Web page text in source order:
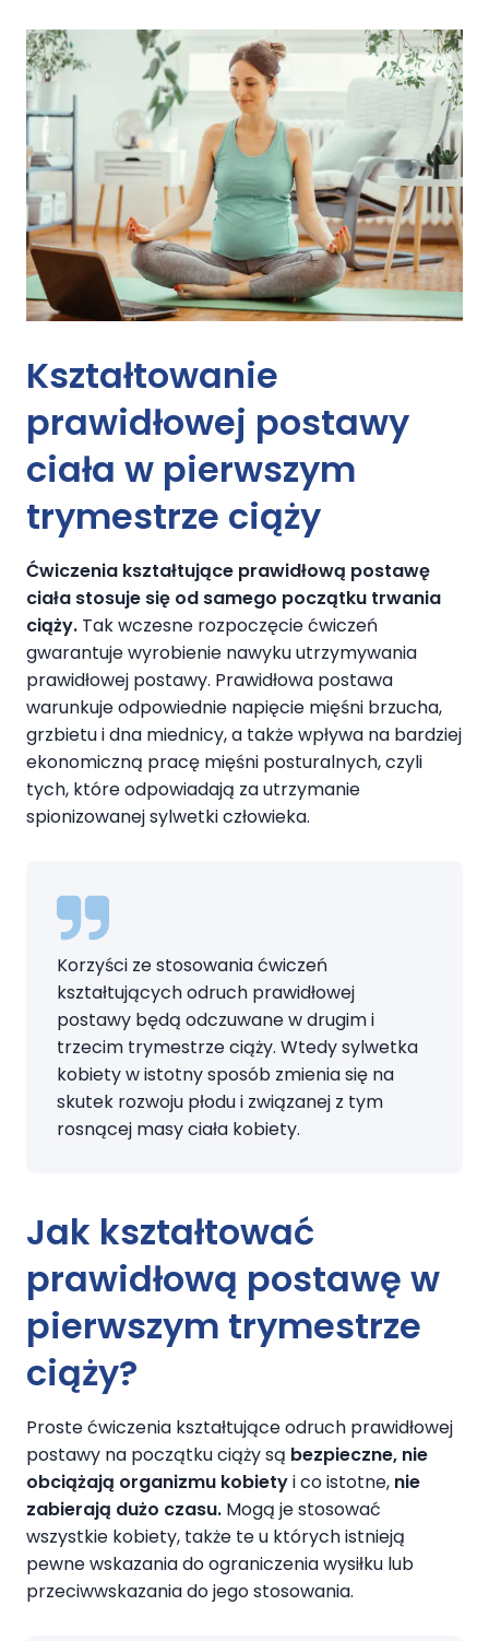
Kształtowanie
prawidłowej postawy
ciała w pierwszym
trymestrze ciąży
Ćwiczenia kształtujące prawidłową postawę
ciała stosuje się od samego początku trwania
ciąży. Tak wczesne rozpoczęcie ćwiczeń
gwarantuje wyrobienie nawyku utrzymywania
prawidłowej postawy. Prawidłowa postawa
warunkuje odpowiednie napięcie mięśni brzucha,
grzbietu i dna miednicy, a także wpływa na bardziej
ekonomiczną pracę mięśni posturalnych, czyli
tych, które odpowiadają za utrzymanie
spionizowanej sylwetki człowieka.
Korzyści ze stosowania ćwiczeń
kształtujących odruch prawidłowej
postawy będą odczuwane w drugim i
trzecim trymestrze ciąży. Wtedy sylwetka
kobiety w istotny sposób zmienia się na
skutek rozwoju płodu i związanej z tym
rosnącej masy ciała kobiety.
Jak kształtować
prawidłową postawę w
pierwszym trymestrze
ciąży?
Proste ćwiczenia kształtujące odruch prawidłowej
postawy na początku ciąży są bezpieczne, nie
obciążają organizmu kobietyi co istotne, nie
zabierają dużo czasu. Mogą je stosować
wszystkie kobiety, także te u których istnieją
pewne wskazania do ograniczenia wysiłku lub
przeciwwskazania do jego stosowania.